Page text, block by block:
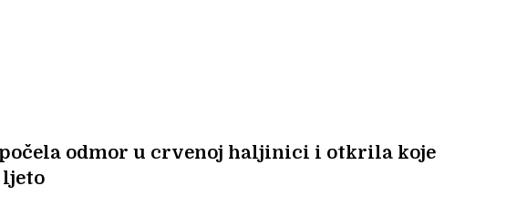
odmor u crvenoj haljinici i otkrila koje
ljeto